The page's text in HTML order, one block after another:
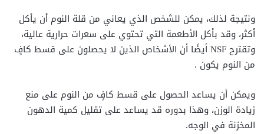
ونتيجة لذلك، يمكن للشخص الذي يعاني من قلة النوم أن يأكل
أكثر، وقد بأكل الأطعمة التي تحتوي على سعرات حرارية عالية،
وتقترح NSF أيضًا أن الأشخاص الذين لا يحصلون على قسط كافٍ
من النوم يكون .
ويمكن أن يساعد الحصول على قسط كافٍ من النوم على منع
زيادة الوزن، وهذا بدوره قد يساعد على تقليل كمية الدهون
المخزنة في الوجه.